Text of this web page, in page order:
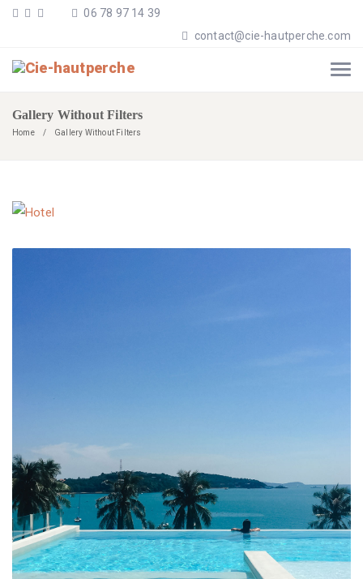
06 78 97 14 39
contact@cie-hautperche.com
Gallery Without Filters
Home Gallery Without Filters
Hotel